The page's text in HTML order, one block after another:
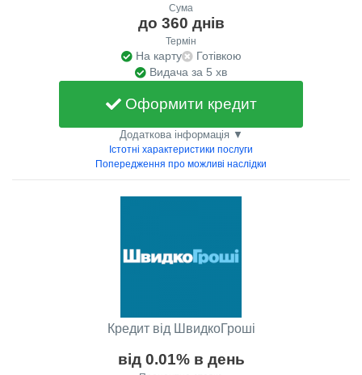
Сума
до 360 днів
Термін
На карту
Готівкою
Видача за 5 хв
Оформити кредит
Додаткова інформація ▼
Істотні характеристики послуги
Попередження про можливі наслідки
Кредит від ШвидкоГроші
від 0.01% в день